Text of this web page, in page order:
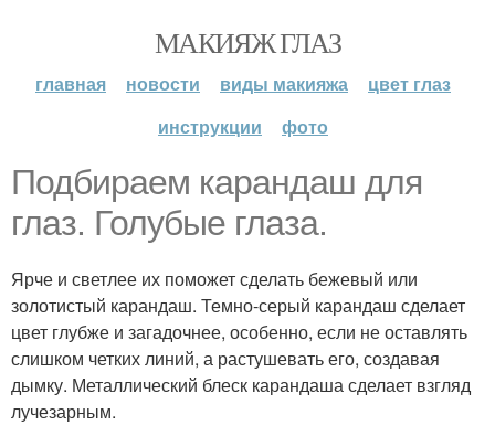
МАКИЯЖ ГЛАЗ
главная новости виды макияжа
цвет глаз
инструкции
фото
Подбираем карандаш для
глаз. Голубые глаза.
Ярче и светлее их поможет сделать бежевый или
золотистый карандаш. Темно-серый карандаш сделает
цвет глубже и загадочнее, особенно, если не оставлять
слишком четких линий, а растушевать его, создавая
дымку. Металлический блеск карандаша сделает взгляд
лучезарным.